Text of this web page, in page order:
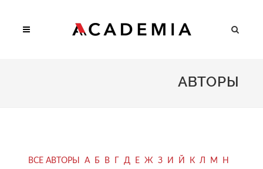
АВТОРЫ
ВСЕ АВТОРЫ А Б В Д Е Ж З И Й К Л М Н